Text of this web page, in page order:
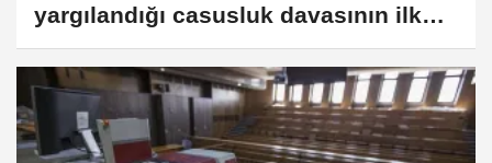
yargılandığı casusluk davasının ilk
duruşması başladı